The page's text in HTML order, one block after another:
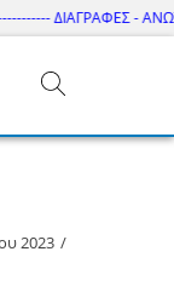
ΔΙΑΓΡΑΦΕΣ -
2023